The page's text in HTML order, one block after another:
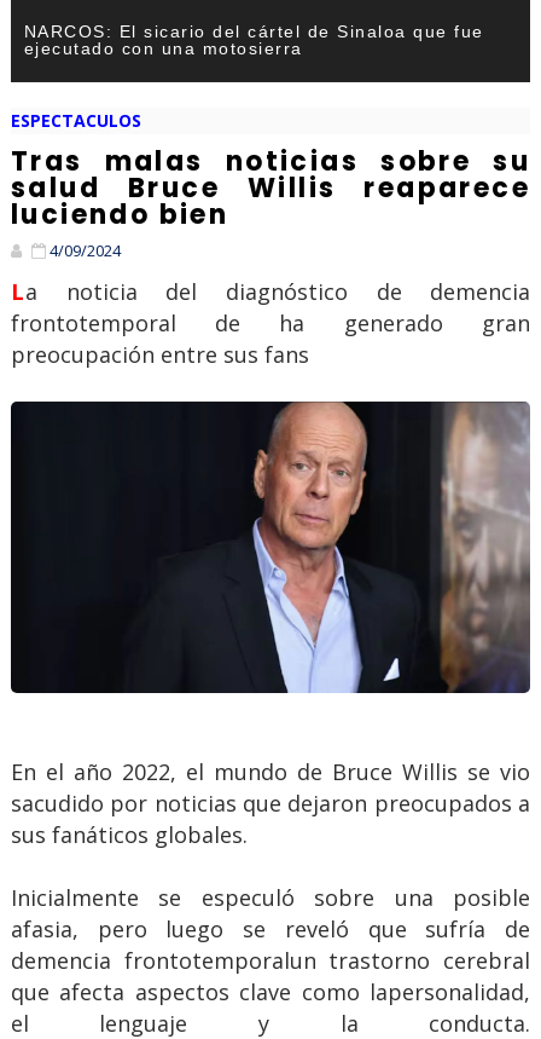
NARCOS: El sicario del cártel de Sinaloa que fue
ejecutado con una motosierra
ESPECTACULOS
Tras malas noticias sobre su
salud Bruce Willis reaparece
luciendo bien
4/09/2024
La noticia del diagnóstico de demencia
frontotemporal de ha generado gran
preocupación entre sus fans
En el año 2022, el mundo de Bruce Willis se vio
sacudido por noticias que dejaron preocupados a
sus fanáticos globales.
Inicialmente se especuló sobre una posible
afasia, pero luego se reveló que sufría de
demencia frontotemporalun trastorno cerebral
que afecta aspectos clave como lapersonalidad,
el lenguaje y la conducta.